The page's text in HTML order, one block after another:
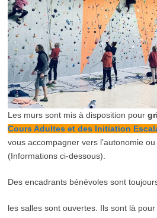
Les murs sont mis à disposition pour
Cours Adultes et des Initiation
vous accompagner vers l’autonomie
(Informations ci-dessous).
Des encadrants bénévoles sont
les salles sont ouvertes. Ils sont là